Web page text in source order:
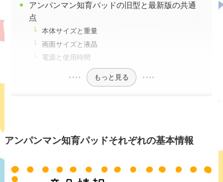
アンパンマン知育パッドの旧型と最新版の共通
点
本体サイズと重量
画面サイズと液晶
電源と使用時間
もっと見る
アンパンマン知育パッドそれぞれの基本情報